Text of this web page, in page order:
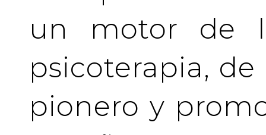
un motor de
psicoterapia,
pionero y